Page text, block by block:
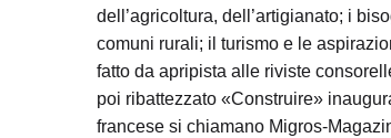
dell’agricoltura, dell’artigianato; i
comuni rurali; il turismo e le
fatto da apripista alle riviste
poi ribattezzato «Construire»
francese si chiamano Migros-